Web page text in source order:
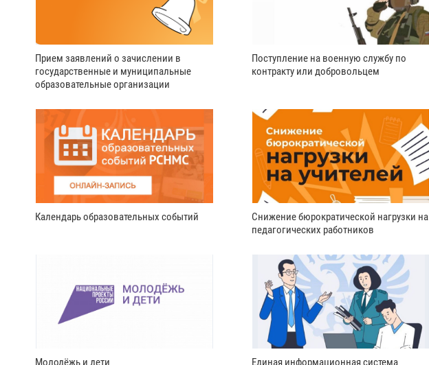
Прием заявлений о зачислении в
государственные и муниципальные
образовательные организации
Поступление на военную службу по
контракту или добровольцем
Календарь образовательных событий
Снижение бюрократической нагрузки на
педагогических работников
Молодёжь и дети Единая информационная система